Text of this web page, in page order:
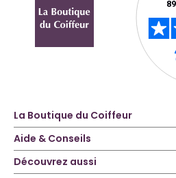
La Boutique du Coiffeur
Aide & Conseils
Découvrez aussi